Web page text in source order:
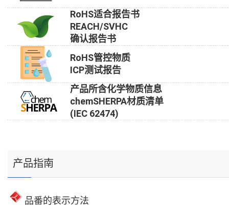
RoHS适合报告书
REACH/SVHC
确认报告书
RoHS管控物质
ICP测试报告
产品所含化学物质信息
chemSHERPA材质清单
(IEC 62474)
产品指南
品番的表示方法